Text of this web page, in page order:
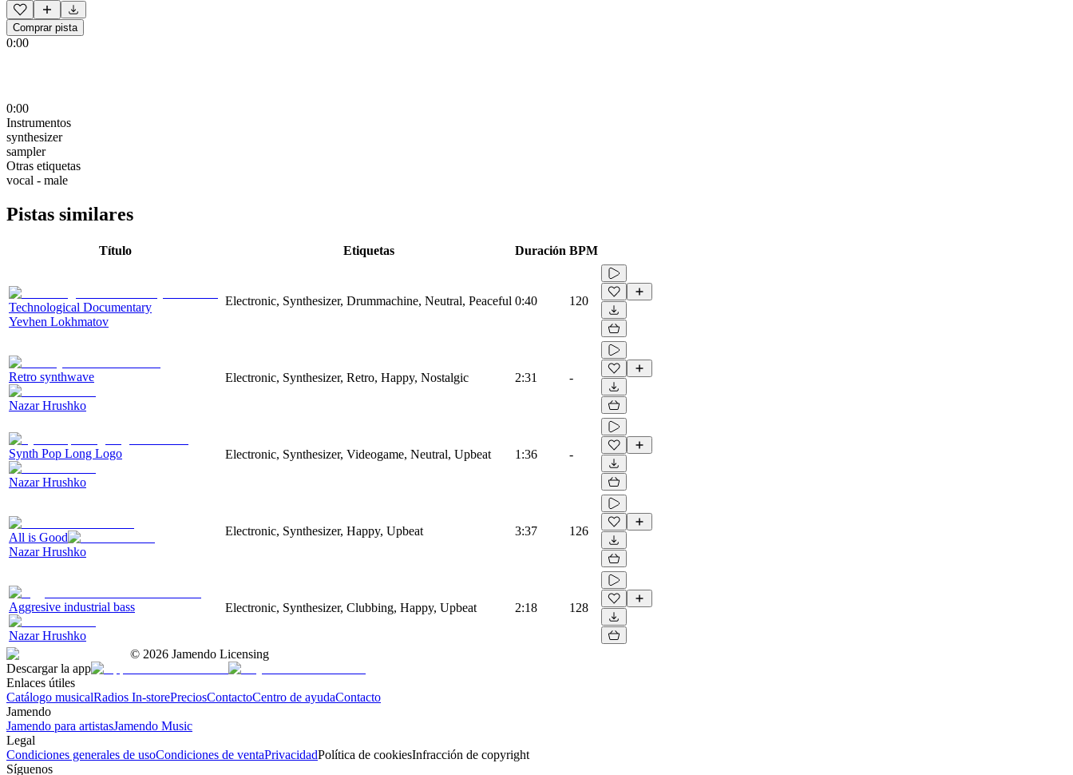
Comprar pista
0:00
0:00
Instrumentos
synthesizer
sampler
Otras etiquetas
vocal - male
Pistas similares
Título Etiquetas Duración BPM
Technological Documentary
Yevhen Lokhmatov
Electronic, Synthesizer, Drummachine, Neutral, Peaceful 0:40 120
Retro synthwave
Nazar Hrushko
Electronic, Synthesizer, Retro, Happy, Nostalgic 2:31 -
Synth Pop Long Logo
Nazar Hrushko
Electronic, Synthesizer, Videogame, Neutral, Upbeat 1:36 -
All is Good
Nazar Hrushko
Electronic, Synthesizer, Happy, Upbeat 3:37 126
Aggresive industrial bass
Nazar Hrushko
Electronic, Synthesizer, Clubbing, Happy, Upbeat 2:18 128
© 2026 Jamendo Licensing
Descargar la app
Enlaces útiles
Catálogo musicalRadios In-storePreciosContactoCentro de ayudaContacto
Jamendo
Jamendo para artistasJamendo Music
Legal
Condiciones generales de usoCondiciones de ventaPrivacidadPolítica de cookiesInfracción de copyright
Síguenos